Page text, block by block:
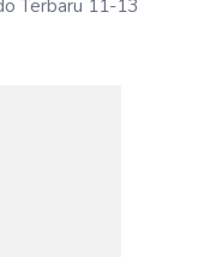
Terbaru 11-13